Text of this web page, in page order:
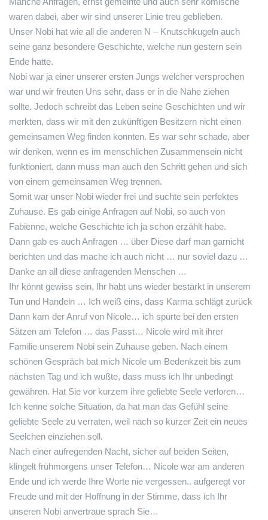
waren dabei, aber wir sind unserer Linie treu geblieben.
Unser Nobi hat wie all die anderen N – Knutschkugeln auch
seine ganz besondere Geschichte, welche nun gestern sein
Ende hatte.
Nobi war ja einer unserer ersten Jungs welcher versprochen
war und wir freuten Uns sehr, dass er in die Nähe ziehen
sollte. Jedoch schreibt das Leben seine Geschichten und wir
merkten, dass wir mit den zukünftigen Besitzern nicht einen
gemeinsamen Weg finden konnten. Es war sehr schade, aber
wir denken, wenn es im menschlichen Zusammensein nicht
funktioniert, dann muss man auch den Schritt gehen und sich
von einem gemeinsamen Weg trennen.
Somit war unser Nobi wieder frei und suchte sein perfektes
Zuhause. Es gab einige Anfragen auf Nobi, so auch von
Fabienne, welche Geschichte ich ja schon erzählt habe.
Dann gab es auch Anfragen … über Diese darf man garnicht
berichten und das mache ich auch nicht … nur soviel dazu …
Danke an all diese anfragenden Menschen …
Ihr könnt gewiss sein, Ihr habt uns wieder bestärkt in unserem
Tun und Handeln … Ich weiß eins, dass Karma schlägt zurück
Dann kam der Anruf von Nicole… ich spürte bei den ersten
Sätzen am Telefon … das Passt… Nicole wird mit ihrer
Familie unserem Nobi sein Zuhause geben. Nach einem
schönen Gespräch bat mich Nicole um Bedenkzeit bis zum
nächsten Tag und ich wußte, dass muss ich Ihr unbedingt
gewähren. Hat Sie vor kurzem ihre geliebte Seele verloren…
Ich kenne solche Situation, da hat man das Gefühl seine
geliebte Seele zu verraten, weil nach so kurzer Zeit ein neues
Seelchen einziehen soll.
Nach einer aufregenden Nacht, sicher auf beiden Seiten,
klingelt frühmorgens unser Telefon… Nicole war am anderen
Ende und ich werde Ihre Worte nie vergessen.. aufgeregt vor
Freude und mit der Hoffnung in der Stimme, dass ich Ihr
unseren Nobi anvertraue sprach Sie…